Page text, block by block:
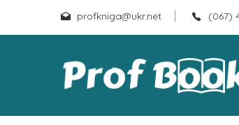
profkniga@ukr.net (067)